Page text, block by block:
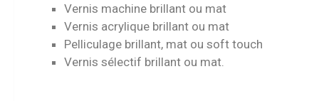
Vernis machine brillant ou mat
Vernis acrylique brillant ou mat
Pelliculage brillant, mat ou soft touch
Vernis sélectif brillant ou mat.